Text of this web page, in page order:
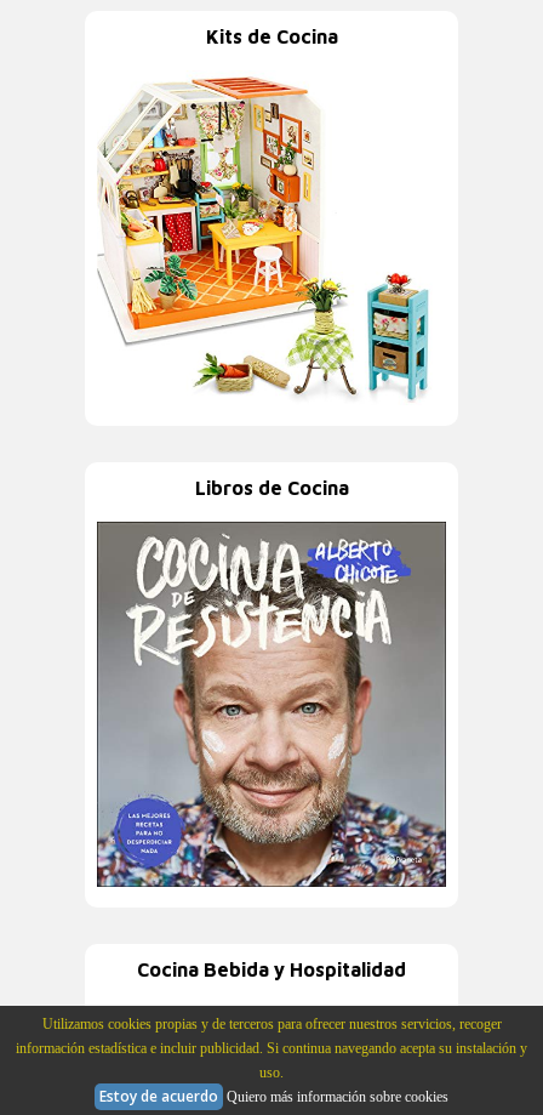
Kits de Cocina
Libros de Cocina
Cocina Bebida y Hospitalidad
Utilizamos cookies propias y de terceros para ofrecer nuestros servicios, recoger
información estadística e incluir publicidad. Si continua navegando acepta su instalación y
uso.
Estoy de acuerdo Quiero más información sobre cookies